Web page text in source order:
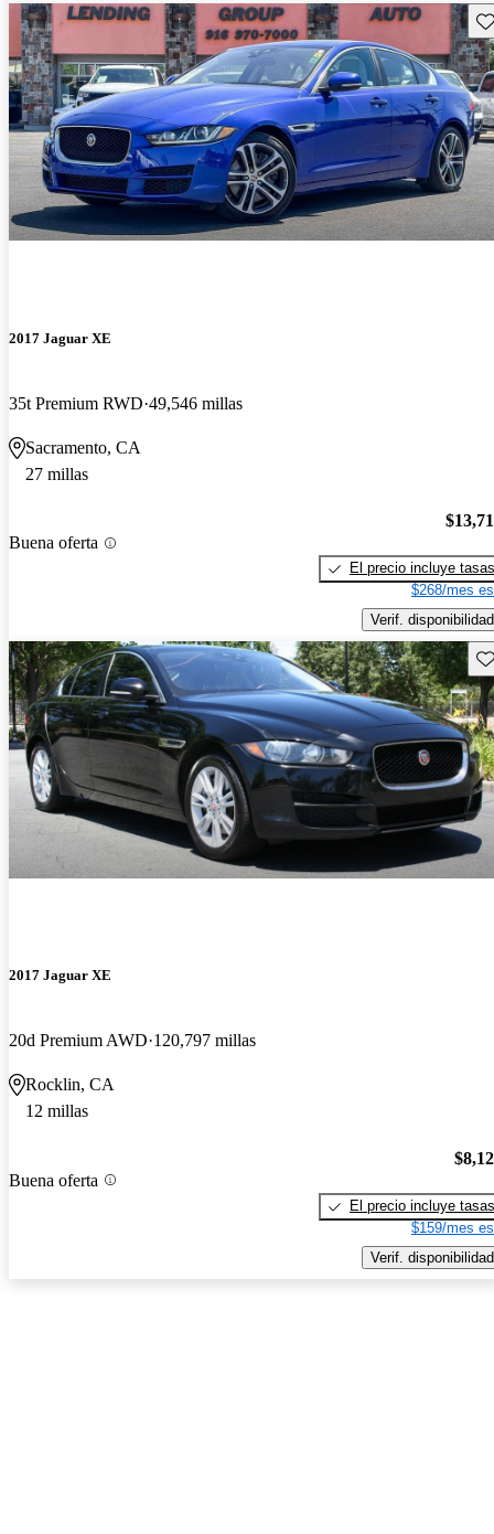
2017 Jaguar XE
35t Premium RWD 49,546 millas
Sacramento, CA
27 millas
Buena oferta
El precio incluye tasas
$268/mes
Verif. disponibilidad
2017 Jaguar XE
20d Premium AWD 120,797 millas
Rocklin, CA
12 millas
Buena oferta
El precio incluye tasas
$159/mes
Verif. disponibilidad